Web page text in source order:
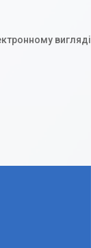
вигляді